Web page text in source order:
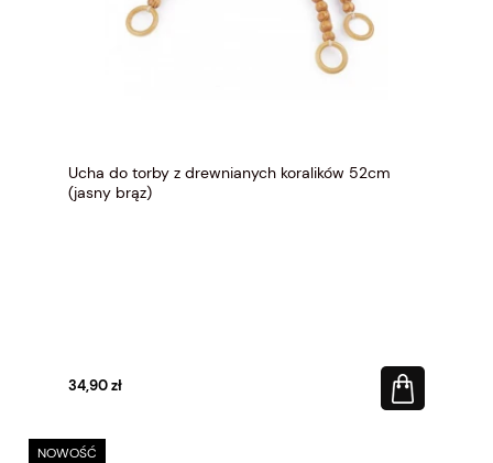
Ucha do torby z drewnianych koralików 52cm
(jasny brąz)
34,90 zł
NOWOŚĆ